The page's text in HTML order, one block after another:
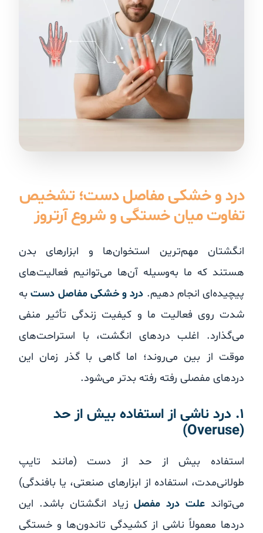
درد و خشکی مفاصل دست؛ تشخیص
تفاوت میان خستگی و شروع آرتروز
انگشتان مهم‌ترین استخوان‌ها و ابزارهای بدن
هستند که ما به‌وسیله آن‌ها می‌توانیم فعالیت‌های
پیچیده‌ای انجام دهیم.درد و خشکی مفاصل دستبه
شدت روی فعالیت ما و کیفیت زندگی تأثیر منفی
می‌گذارد. اغلب دردهای انگشت، با استراحت‌های
موقت از بین می‌روند؛ اما گاهی با گذر زمان این
دردهای مفصلی رفته رفته بدتر می‌شود.
۱. درد ناشی از استفاده بیش از حد
استفاده بیش از حد از دست (مانند تایپ
طولانی‌مدت، استفاده از ابزارهای صنعتی، یا بافندگی)
می‌تواندعلت درد مفصلزیاد انگشتان باشد. این
دردها معمولاً ناشی از کشیدگی تاندون‌ها و خستگی